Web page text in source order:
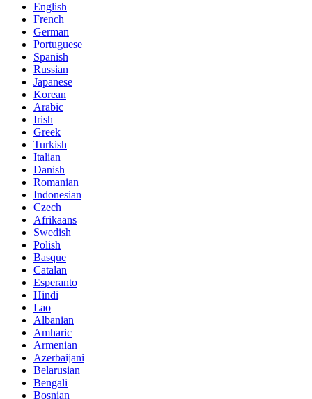
English
French
German
Portuguese
Spanish
Russian
Japanese
Korean
Arabic
Irish
Greek
Turkish
Italian
Danish
Romanian
Indonesian
Czech
Afrikaans
Swedish
Polish
Basque
Catalan
Esperanto
Hindi
Lao
Albanian
Amharic
Armenian
Azerbaijani
Belarusian
Bengali
Bosnian